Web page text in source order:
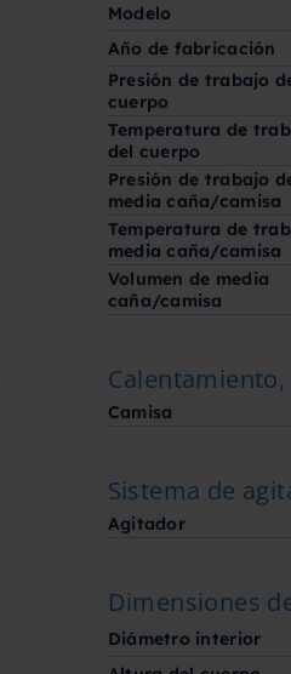
Modelo
Año de fabricación
Presión de trabajo
cuerpo
Temperatura de
del cuerpo
Presión de trabajo
media caña/camisa
Temperatura de
media caña/camisa
Volumen de media
caña/camisa
Camisa
Sistema de
Agitador
Dimensiones
Diámetro interior